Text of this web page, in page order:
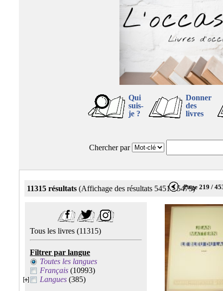
Qui
suis-
je ?
Donner
des
livres
Chercher par
11315 résultats (Affichage des résultats 5451 - 5475)Page 219 /
Tous les livres (11315)
Filtrer par langue
Toutes les langues
Français (10993)
Langues (385)